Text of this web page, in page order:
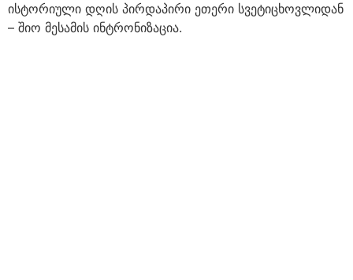
ისტორიული დღის პირდაპირი ეთერი სვეტიცხოვლიდან
– შიო მესამის ინტრონიზაცია.